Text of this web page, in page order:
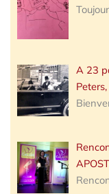
A 23